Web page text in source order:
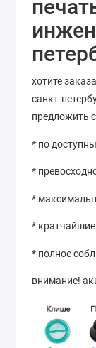
хотите
санкт-
предложить
* по
*
*
*
* полное
внимание!